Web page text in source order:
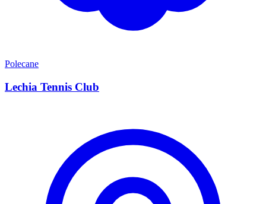
Polecane
Lechia Tennis Club